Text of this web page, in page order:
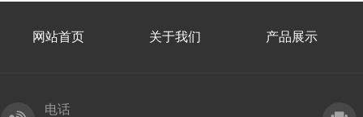
网站首页 关于我们 产品展示
电话